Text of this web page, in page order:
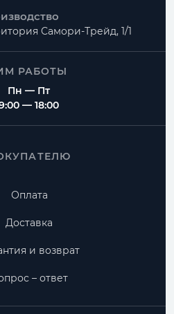
Самори-Трейд, 1/1
РАБОТЫ
Пн — Пт
— 18:00
Оплата
Доставка
и возврат
– ответ